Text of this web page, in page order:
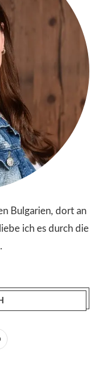
Bulgarien, dort an
ich es durch die